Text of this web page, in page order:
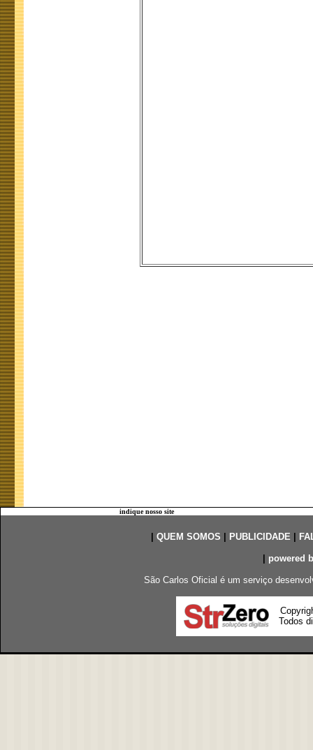
indique nosso site
QUEM SOMOS PUBLICIDADE|
powered
São Carlos Oficial é um serviço
Todos